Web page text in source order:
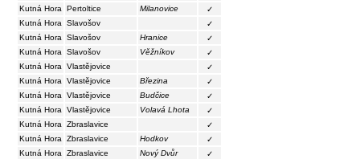
Kutná Hora
Pertoltice Milanovice
✓
Kutná Hora
Slavošov
✓
Kutná Hora
Slavošov Hranice
✓
Kutná Hora
Slavošov Věžníkov
✓
Kutná Hora
Vlastějovice
✓
Kutná Hora
Vlastějovice Březina
✓
Kutná Hora
Vlastějovice Budčice
✓
Kutná Hora
Vlastějovice Volavá Lhota
✓
Kutná Hora
Zbraslavice
✓
Kutná Hora
Zbraslavice Hodkov
✓
Kutná Hora
Zbraslavice Nový Dvůr
✓